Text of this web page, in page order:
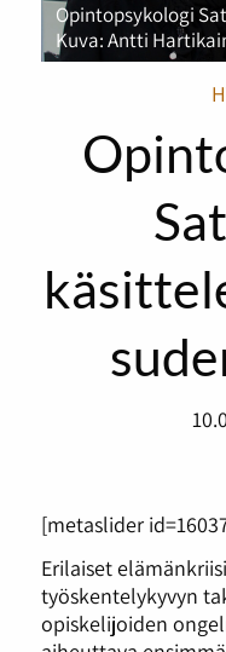
Opintopsykologi
Kuva: Antti
[metaslider
Erilaiset
työskentelykyvyn
opiskelijoiden